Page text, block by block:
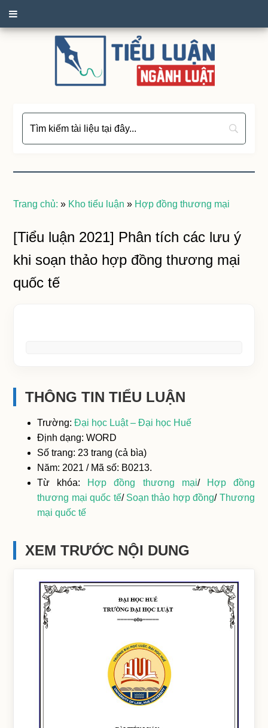
Trang chủ: » Kho tiểu luận » Hợp đồng thương mại
[Tiểu luận 2021] Phân tích các lưu ý
khi soạn thảo hợp đồng thương mại
quốc tế
THÔNG TIN TIỂU LUẬN
Trường:Đại học Luật – Đại học Huế
Định dạng: WORD
Số trang: 23 trang (cả bìa)
Năm: 2021 / Mã số: B0213.
Từ khóa: Hợp đồng thương mại/
Hợp đồng
thương mại quốc tế/ Soạn thảo hợp đồng/ Thương
mại quốc tế
XEM TRƯỚC NỘI DUNG